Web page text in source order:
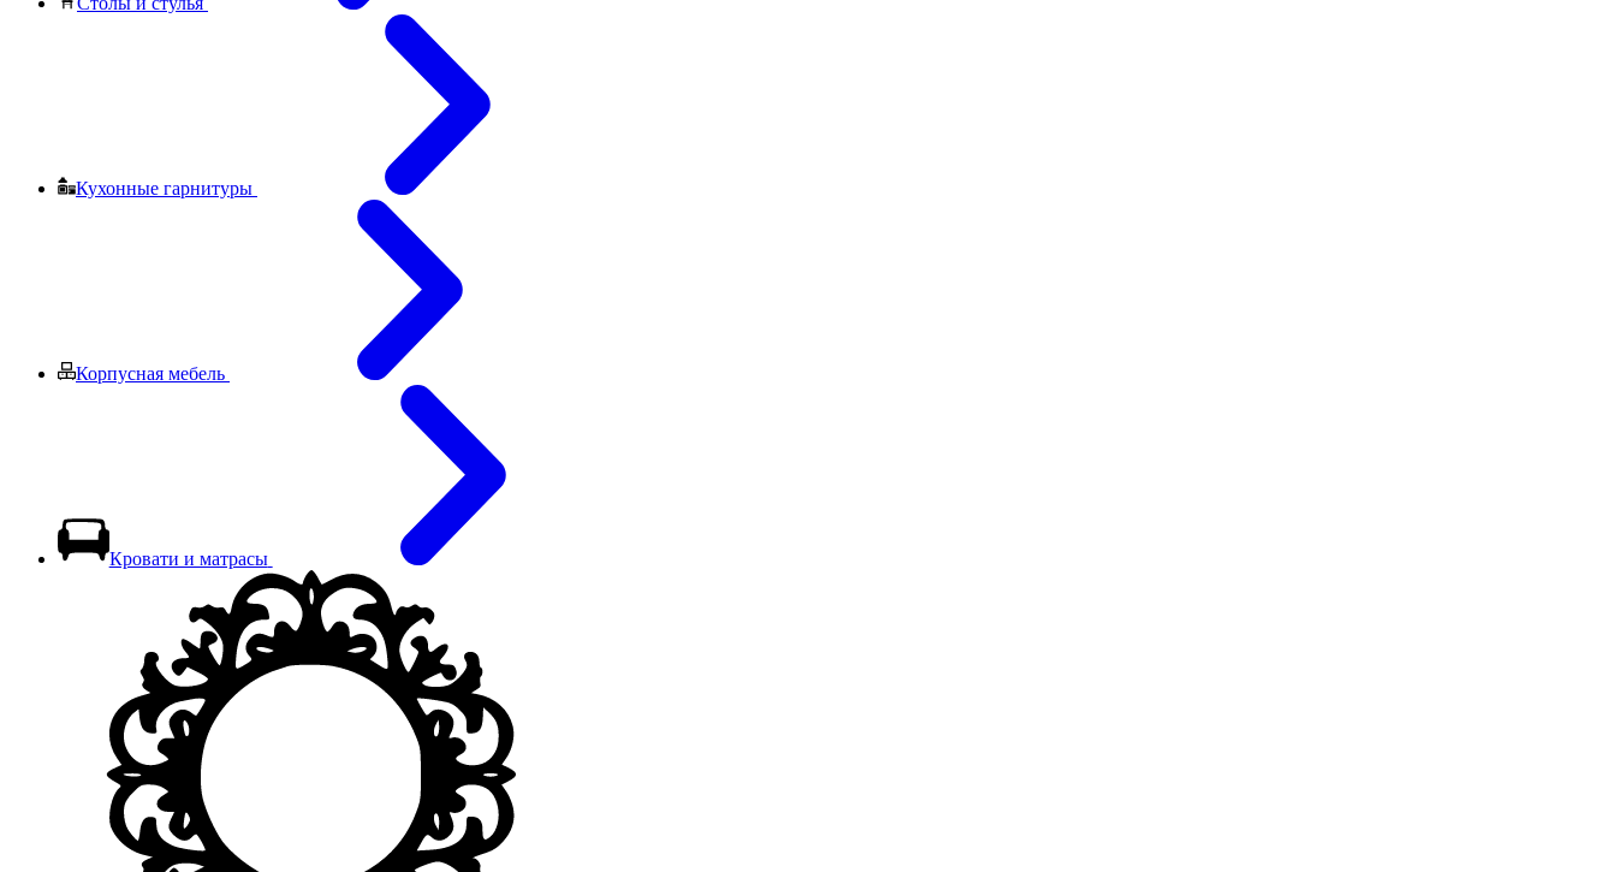
Кухонные гарнитуры
Корпусная мебель
Кровати и матрасы